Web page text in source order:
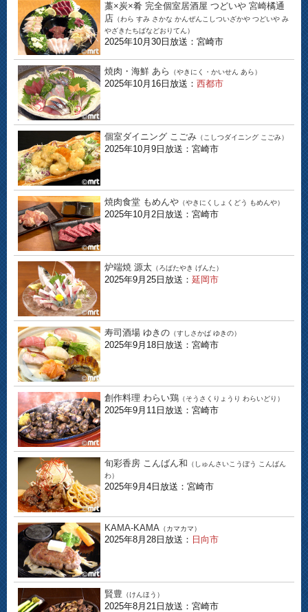
藁×炭×肴 完全個室居酒屋 つどいや 宮崎橘通
店 （わら すみ さかな かんぜんこしついざかや つどいや み
やざきたちばなどおりてん）
2025年10月30日放送：宮崎市
焼肉・海鮮 あら （やきにく・かいせん あら）
2025年10月16日放送： 西都市
個室ダイニング こごみ （こしつダイニング こごみ）
2025年10月9日放送：宮崎市
焼肉食堂 もめんや （やきにくしょくどう もめんや）
2025年10月2日放送：宮崎市
炉端焼 源太 （ろばたやき げんた）
2025年9月25日放送： 延岡市
寿司酒場 ゆきの （すしさかば ゆきの）
2025年9月18日放送：宮崎市
創作料理 わらい鶏 （そうさくりょうり わらいどり）
2025年9月11日放送：宮崎市
旬彩香房 こんばん和 （しゅんさいこうぼう こんばん
わ）
2025年9月4日放送：宮崎市
KAMA-KAMA （カマカマ）
2025年8月28日放送： 日向市
賢豊 （けんほう）
2025年8月21日放送：宮崎市